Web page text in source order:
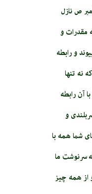
ص نازل
مقدرات و
و رابطه
نه تنها
آن رابطه
و
شما همه با
سرنوشت ما
از همه چيز